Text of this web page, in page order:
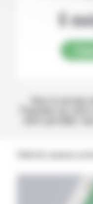
6
Avec la version
Paysanne sur